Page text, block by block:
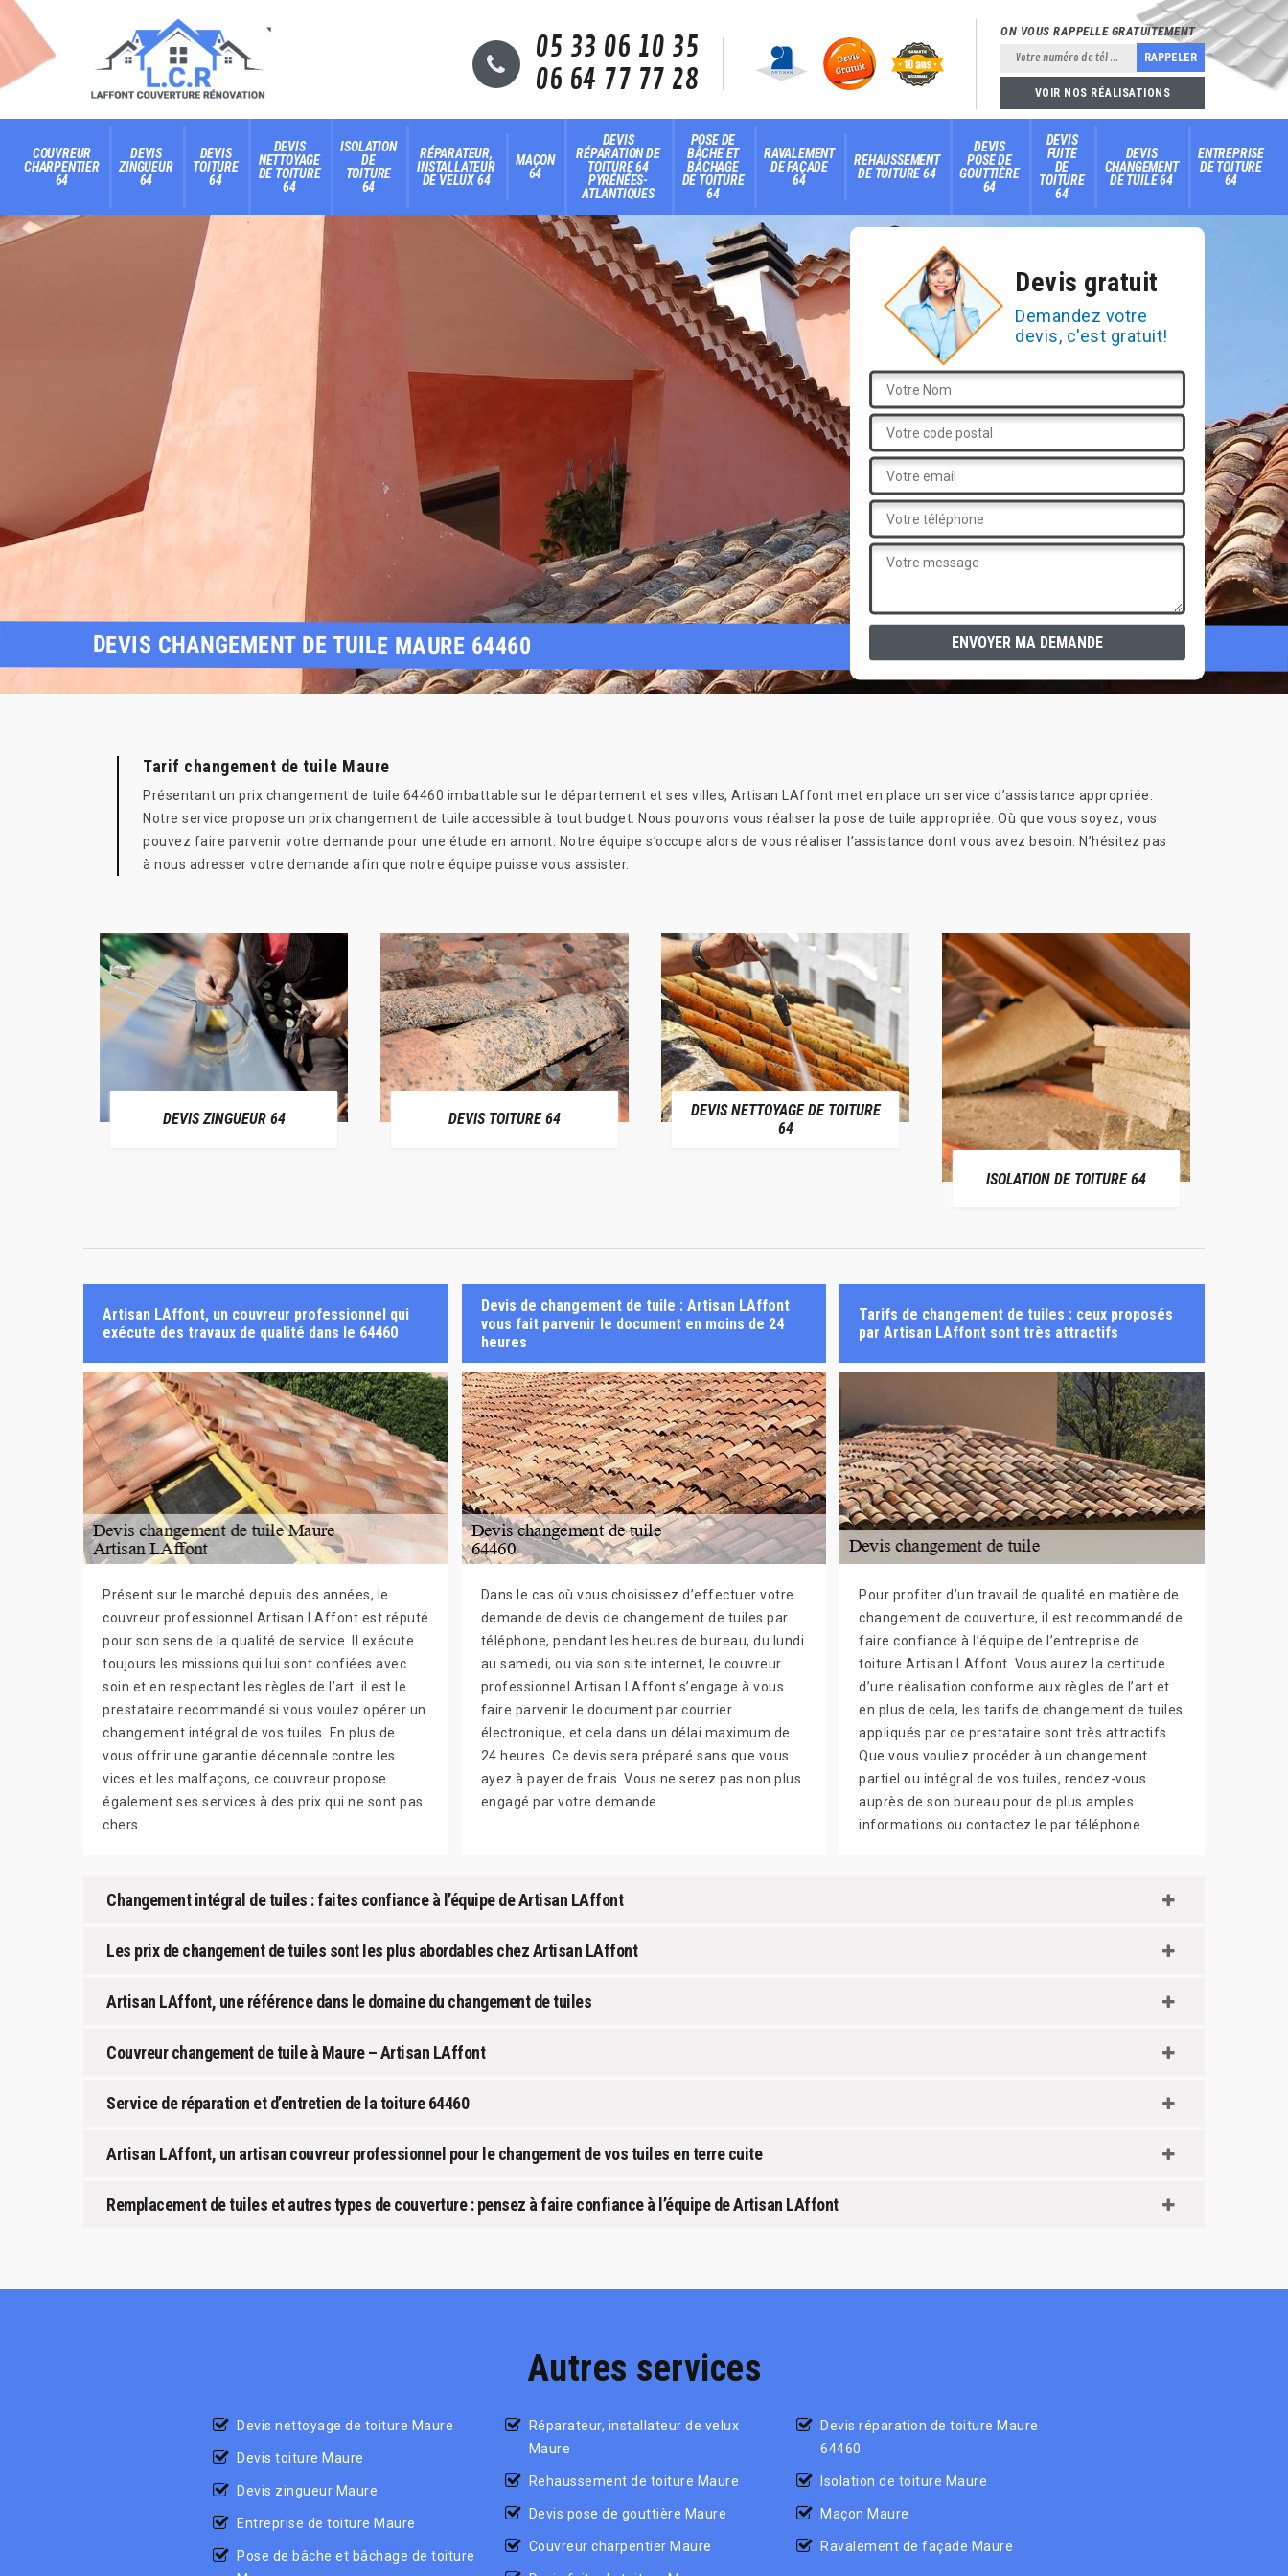
05 33 06 10 35
06 64 77 77 28
ON VOUS RAPPELLE GRATUITEMENT
VOIR NOS RÉALISATIONS
COUVREUR
CHARPENTIER
64
DEVIS
ZINGUEUR
64
DEVIS
TOITURE
64
DEVIS
NETTOYAGE
DE TOITURE
64
ISOLATION
DE
TOITURE
64
RÉPARATEUR,
INSTALLATEUR
DE VELUX 64
MAÇON
64
DEVIS
RÉPARATION DE
TOITURE 64
PYRÉNÉES-
ATLANTIQUES
POSE DE
BÂCHE ET
BÂCHAGE
DE TOITURE
64
RAVALEMENT
DE FAÇADE
64
REHAUSSEMENT
DE TOITURE 64
DEVIS
POSE DE
GOUTTIÈRE
64
DEVIS
FUITE
DE
TOITURE
64
DEVIS
CHANGEMENT
DE TUILE 64
ENTREPRISE
DE TOITURE
64
Devis gratuit
Demandez votre
devis, c'est gratuit!
DEVIS CHANGEMENT DE TUILE MAURE 64460
Tarif changement de tuile Maure
Présentant un prix changement de tuile 64460 imbattable sur le département et ses villes, Artisan LAffont met en place un service d’assistance appropriée.
Notre service propose un prix changement de tuile accessible à tout budget. Nous pouvons vous réaliser la pose de tuile appropriée. Où que vous soyez, vous
pouvez faire parvenir votre demande pour une étude en amont. Notre équipe s’occupe alors de vous réaliser l’assistance dont vous avez besoin. N’hésitez pas
à nous adresser votre demande afin que notre équipe puisse vous assister.
DEVIS ZINGUEUR 64 DEVIS TOITURE 64
DEVIS NETTOYAGE DE TOITURE
64
ISOLATION DE TOITURE 64
Artisan LAffont, un couvreur professionnel qui
exécute des travaux de qualité dans le 64460
Présent sur le marché depuis des années, le
couvreur professionnel Artisan LAffont est réputé
pour son sens de la qualité de service. Il exécute
toujours les missions qui lui sont confiées avec
soin et en respectant les règles de l’art. il est le
prestataire recommandé si vous voulez opérer un
changement intégral de vos tuiles. En plus de
vous offrir une garantie décennale contre les
vices et les malfaçons, ce couvreur propose
également ses services à des prix qui ne sont pas
chers.
Devis de changement de tuile : Artisan LAffont
vous fait parvenir le document en moins de 24
heures
Dans le cas où vous choisissez d’effectuer votre
demande de devis de changement de tuiles par
téléphone, pendant les heures de bureau, du lundi
au samedi, ou via son site internet, le couvreur
professionnel Artisan LAffont s’engage à vous
faire parvenir le document par courrier
électronique, et cela dans un délai maximum de
24 heures. Ce devis sera préparé sans que vous
ayez à payer de frais. Vous ne serez pas non plus
engagé par votre demande.
Tarifs de changement de tuiles : ceux proposés
par Artisan LAffont sont très attractifs
Pour profiter d’un travail de qualité en matière de
changement de couverture, il est recommandé de
faire confiance à l’équipe de l’entreprise de
toiture Artisan LAffont. Vous aurez la certitude
d’une réalisation conforme aux règles de l’art et
en plus de cela, les tarifs de changement de tuiles
appliqués par ce prestataire sont très attractifs.
Que vous vouliez procéder à un changement
partiel ou intégral de vos tuiles, rendez-vous
auprès de son bureau pour de plus amples
informations ou contactez le par téléphone.
Changement intégral de tuiles : faites confiance à l’équipe de Artisan LAffont
Les prix de changement de tuiles sont les plus abordables chez Artisan LAffont
Artisan LAffont, une référence dans le domaine du changement de tuiles
Couvreur changement de tuile à Maure – Artisan LAffont
Service de réparation et d’entretien de la toiture 64460
Artisan LAffont, un artisan couvreur professionnel pour le changement de vos tuiles en terre cuite
Remplacement de tuiles et autres types de couverture : pensez à faire confiance à l’équipe de Artisan LAffont
Autres services
Devis nettoyage de toiture Maure
Devis toiture Maure
Devis zingueur Maure
Entreprise de toiture Maure
Pose de bâche et bâchage de toiture
Réparateur, installateur de velux
Maure
Rehaussement de toiture Maure
Devis pose de gouttière Maure
Couvreur charpentier Maure
Devis réparation de toiture Maure
64460
Isolation de toiture Maure
Maçon Maure
Ravalement de façade Maure